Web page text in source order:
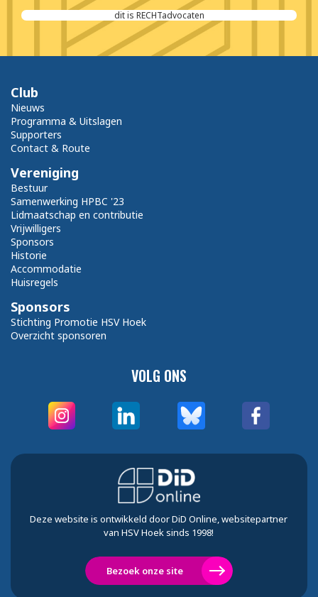
dit is RECHTadvocaten
VOLG ONS
Club
Nieuws
Programma & Uitslagen
Supporters
Contact & Route
Vereniging
Bestuur
Samenwerking HPBC '23
Lidmaatschap en contributie
Vrijwilligers
Sponsors
Historie
Accommodatie
Huisregels
Sponsors
Stichting Promotie HSV Hoek
Overzicht sponsoren
Deze website is ontwikkeld door DiD Online, websitepartner
van HSV Hoek sinds 1998!
Bezoek onze site